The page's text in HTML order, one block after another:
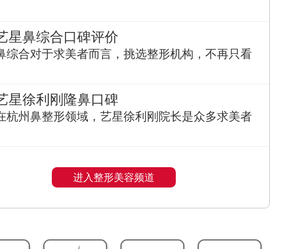
星鼻综合口碑评价
综合对于求美者而言，挑选整形机构，不再只看
星徐利刚隆鼻口碑
杭州鼻整形领域，艺星徐利刚院长是众多求美者
进入整形美容频道